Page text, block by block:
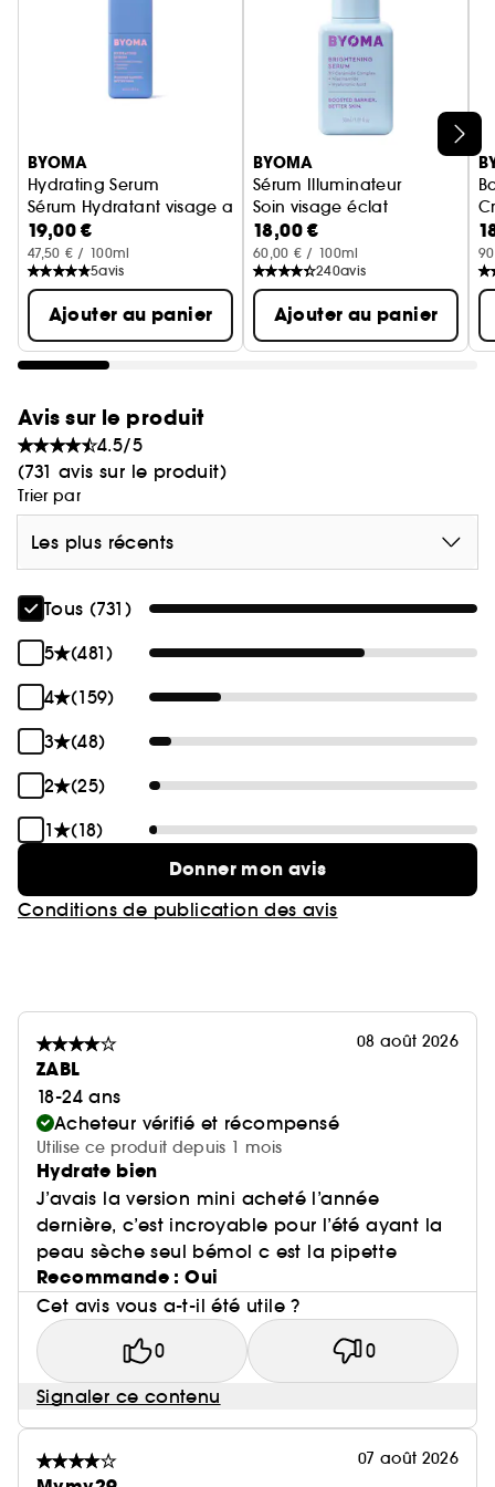
BYOMA
Hydrating Serum
Sérum Hydratant visage apaisant
19,00 €
47,50 € / 100ml
5avis
Ajouter au panier
BYOMA
Sérum Illuminateur
Soin visage éclat
18,00 €
60,00 € / 100ml
240avis
Ajouter au panier
Avis sur le produit
4.5/5
(731 avis sur le produit)
Trier par
Les plus récents
Tous (731)
5
(481)
4
(159)
3
(48)
2
(25)
1
(18)
Donner mon avis
Conditions de publication des avis
08 août 2026
ZABL
18-24 ans
Acheteur vérifié et récompensé
Utilise ce produit depuis 1 mois
Hydrate bien
J’avais la version mini acheté l’année
dernière, c’est incroyable pour l’été ayant la
peau sèche seul bémol c est la pipette
Recommande : Oui
Cet avis vous a-t-il été utile ?
0 0
Signaler ce contenu
07 août 2026